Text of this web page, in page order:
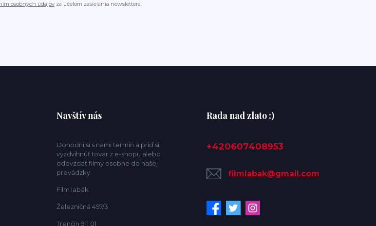
osobných údajovza účelom zasielania newslettera.
Navštív nás
Dohodni si s nami termín a príď si
vyzdvihnúť tovar z e-shopu alebo
odovzdať filmy osobne do našej
prevádzky.
Film labák
Železničná 457/3
Trenčín 911 01
Rada nad zlato :)
+420607408953
filmlabak@gmail.com